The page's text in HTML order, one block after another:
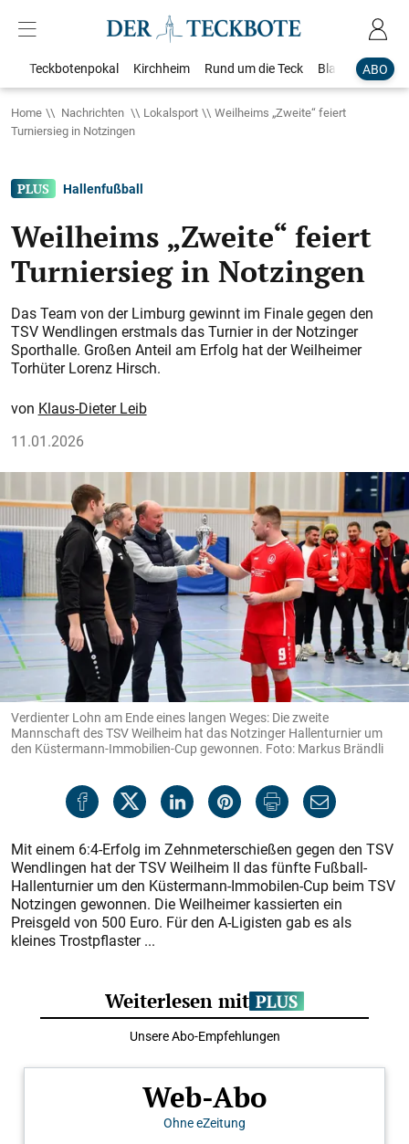
ABO
Teckbotenpokal Kirchheim Rund um die Teck Blaulicht
Home Nachrichten Lokalsport
Weilheims „Zweite“ feiert
Turniersieg in Notzingen
Hallenfußball
Weilheims „Zweite“ feiert
Turniersieg in Notzingen
Das Team von der Limburg gewinnt im Finale gegen den
TSV Wendlingen erstmals das Turnier in der Notzinger
Sporthalle. Großen Anteil am Erfolg hat der Weilheimer
Torhüter Lorenz Hirsch.
Klaus-Dieter Leib
11.01.2026
Verdienter Lohn am Ende eines langen Weges: Die zweite
Mannschaft des TSV Weilheim hat das Notzinger Hallenturnier um
den Küstermann-Immobilien-Cup gewonnen. Foto: Markus Brändli
Mit einem 6:4-Erfolg im Zehnmeterschießen gegen den TSV
Wendlingen hat der TSV Weilheim II das fünfte Fußball-
Hallenturnier um den Küstermann-Immobilen-Cup beim TSV
Notzingen gewonnen. Die Weilheimer kassierten ein
Preisgeld von 500 Euro. Für den A-Ligisten gab es als
kleines Trostpflaster ...